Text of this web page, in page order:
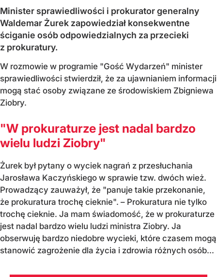
Minister sprawiedliwości i prokurator generalny
Waldemar Żurek zapowiedział konsekwentne
ściganie osób odpowiedzialnych za przecieki
z prokuratury.
W rozmowie w programie "Gość Wydarzeń" minister
sprawiedliwości stwierdził, że za ujawnianiem informacji
mogą stać osoby związane ze środowiskiem Zbigniewa
Ziobry.
"W prokuraturze jest nadal bardzo
wielu ludzi Ziobry"
Żurek był pytany o wyciek nagrań z przesłuchania
Jarosława Kaczyńskiego w sprawie tzw. dwóch wież.
Prowadzący zauważył, że "panuje takie przekonanie,
że prokuratura trochę cieknie". – Prokuratura nie tylko
trochę cieknie. Ja mam świadomość, że w prokuraturze
jest nadal bardzo wielu ludzi ministra Ziobry. Ja
obserwuję bardzo niedobre wycieki, które czasem mogą
stanowić zagrożenie dla życia i zdrowia różnych osób...